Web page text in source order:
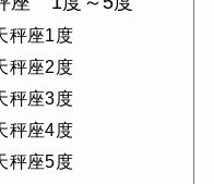
秤座1度
秤座2度
秤座3度
秤座4度
秤座5度